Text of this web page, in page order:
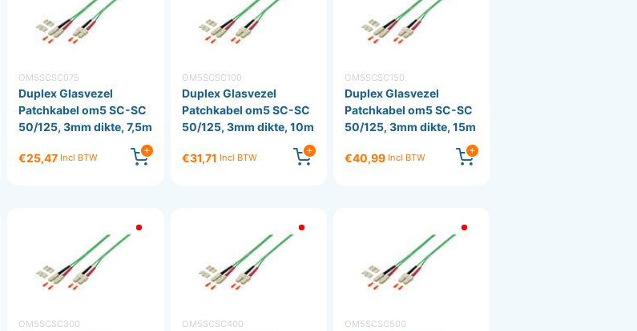
OM5SCSC075
Duplex Glasvezel
Patchkabel om5 SC-SC
50/125, 3mm dikte, 7,5m
€25,47 Incl BTW
OM5SCSC100
Duplex Glasvezel
Patchkabel om5 SC-SC
50/125, 3mm dikte, 10m
€31,71 Incl BTW
OM5SCSC150
Duplex Glasvezel
Patchkabel om5 SC-SC
50/125, 3mm dikte, 15m
€40,99 Incl BTW
OM5SCSC300 OM5SCSC400 OM5SCSC500